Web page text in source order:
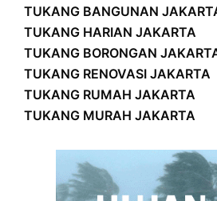
TUKANG BANGUNAN
TUKANG HARIAN JAKARTA
TUKANG BORONGAN
TUKANG RENOVASI JAKARTA
TUKANG RUMAH JAKARTA
TUKANG MURAH JAKARTA